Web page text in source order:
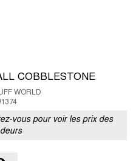
COBBLESTONE
WORLD
vous pour voir les prix des